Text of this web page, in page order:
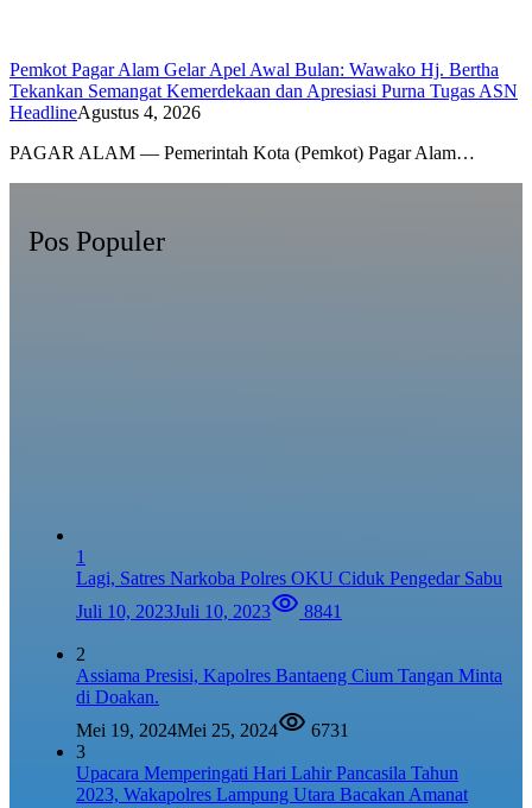
Pemkot Pagar Alam Gelar Apel Awal Bulan: Wawako Hj. Bertha
Tekankan Semangat Kemerdekaan dan Apresiasi Purna Tugas ASN
HeadlineAgustus 4, 2026
PAGAR ALAM — Pemerintah Kota (Pemkot) Pagar Alam…
Pos Populer
1
Lagi, Satres Narkoba Polres OKU Ciduk Pengedar Sabu
Juli 10, 2023Juli 10, 2023 8841
2
Assiama Presisi, Kapolres Bantaeng Cium Tangan Minta
di Doakan.
Mei 19, 2024Mei 25, 2024
6731
3
Upacara Memperingati Hari Lahir Pancasila Tahun
2023, Wakapolres Lampung Utara Bacakan Amanat